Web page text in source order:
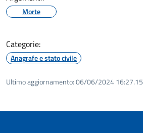
Morte
Categorie:
Anagrafe e stato civile
Ultimo aggiornamento:06/06/2024 16:27.15